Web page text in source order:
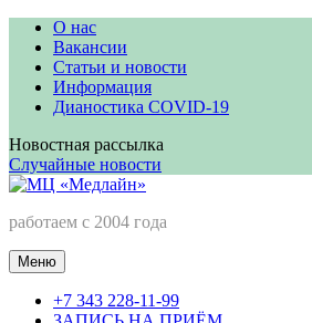
Перейти
содержимому
О нас
Вакансии
Статьи и новости
Информация
Дианостика COVID-19
Новостная рассылка
Случайные новости
МЦ «Медлайн»
работаем с 2004 года
Меню
+7 343 228-11-99